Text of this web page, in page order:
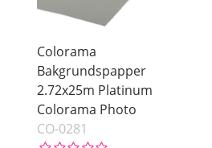
Colorama
Bakgrundspapper
2.72x25m Platinum
Colorama Photo
CO-0281